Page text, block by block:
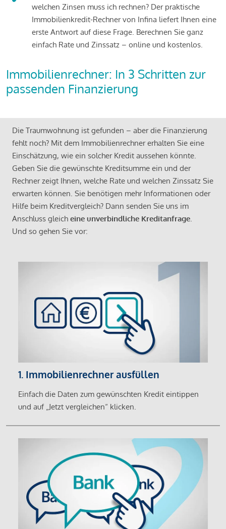
welchen Zinsen muss ich rechnen? Der praktische
Immobilienkredit-Rechner von Infina liefert Ihnen eine
erste Antwort auf diese Frage. Berechnen Sie ganz
einfach Rate und Zinssatz – online und kostenlos.
Immobilienrechner: In 3 Schritten zur
passenden Finanzierung
Die Traumwohnung ist gefunden – aber die Finanzierung
fehlt noch? Mit dem Immobilienrechner erhalten Sie eine
Einschätzung, wie ein solcher Kredit aussehen könnte.
Geben Sie die gewünschte Kreditsumme ein und der
Rechner zeigt Ihnen, welche Rate und welchen Zinssatz Sie
erwarten können. Sie benötigen mehr Informationen oder
Hilfe beim Kreditvergleich? Dann senden Sie uns im
Anschluss gleich eine unverbindliche Kreditanfrage.
Und so gehen Sie vor:
1. Immobilienrechner ausfüllen
Einfach die Daten zum gewünschten Kredit eintippen
und auf „Jetzt vergleichen“ klicken.